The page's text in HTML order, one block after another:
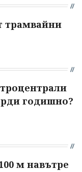
трамвайни
годишно?
м навътре